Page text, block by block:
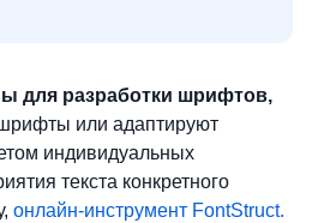
для разработки шрифтов,
или адаптируют
индивидуальных
текста конкретного
онлайн-инструмент FontStruct.